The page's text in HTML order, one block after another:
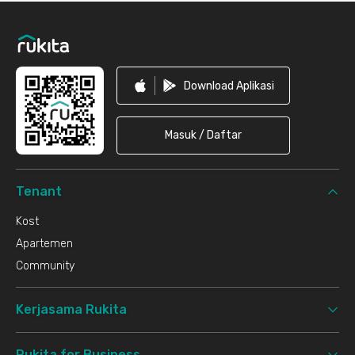
Download Aplikasi
Masuk / Daftar
Tenant
Kost
Apartemen
Community
Kerjasama Rukita